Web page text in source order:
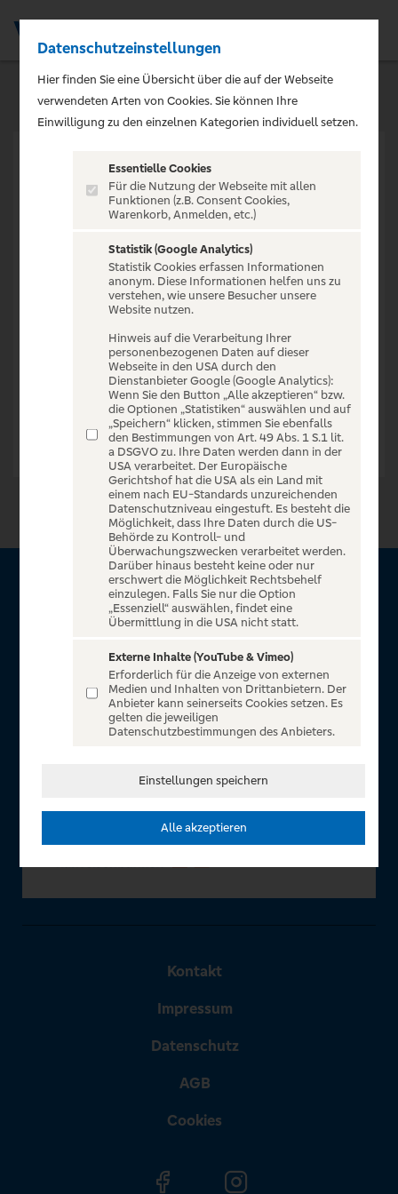
VERANSTALTUNG NICHT
GEFUNDEN
Zur Startseite
Über VR Entertain
für alle Kunden der Volksbanken Raiffeisenbanken. Auf
unserem einzigartigen Portal finden Sie Tickets für
atemberaubende Konzerte, Musicals und Shows, die
Fußball-Bundesliga sowie die Champions League und die
In Zusammenarbeit mit
Kontakt
Impressum
Datenschutz
AGB
Cookies
Datenschutzeinstellungen
Hier finden Sie eine Übersicht über die auf der Webseite
verwendeten Arten von Cookies. Sie können Ihre
Einwilligung zu den einzelnen Kategorien individuell setzen.
Essentielle Cookies
Für die Nutzung der Webseite mit allen
Funktionen (z.B. Consent Cookies,
Warenkorb, Anmelden, etc.)
Statistik (Google Analytics)
Statistik Cookies erfassen Informationen
anonym. Diese Informationen helfen uns zu
verstehen, wie unsere Besucher unsere
Website nutzen.
Hinweis auf die Verarbeitung Ihrer
personenbezogenen Daten auf dieser
Webseite in den USA durch den
Dienstanbieter Google (Google Analytics):
Wenn Sie den Button „Alle akzeptieren“ bzw.
die Optionen „Statistiken“ auswählen und auf
„Speichern“ klicken, stimmen Sie ebenfalls
den Bestimmungen von Art. 49 Abs. 1 S.1 lit.
a DSGVO zu. Ihre Daten werden dann in der
USA verarbeitet. Der Europäische
Gerichtshof hat die USA als ein Land mit
einem nach EU-Standards unzureichenden
Datenschutzniveau eingestuft. Es besteht die
Möglichkeit, dass Ihre Daten durch die US-
Behörde zu Kontroll- und
Überwachungszwecken verarbeitet werden.
Darüber hinaus besteht keine oder nur
erschwert die Möglichkeit Rechtsbehelf
einzulegen. Falls Sie nur die Option
„Essenziell“ auswählen, findet eine
Übermittlung in die USA nicht statt.
Externe Inhalte (YouTube & Vimeo)
Erforderlich für die Anzeige von externen
Medien und Inhalten von Drittanbietern. Der
Anbieter kann seinerseits Cookies setzen. Es
gelten die jeweiligen
Datenschutzbestimmungen des Anbieters.
Einstellungen speichern
Alle akzeptieren